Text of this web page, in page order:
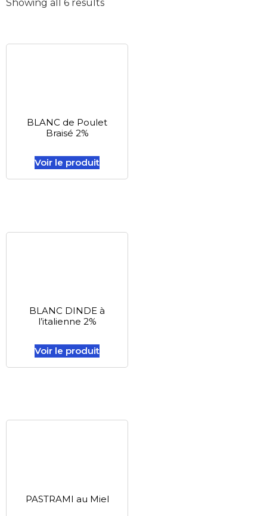
Showing all 6 results
BLANC de Poulet
Braisé 2%
Voir le produit
BLANC DINDE à
l’italienne 2%
Voir le produit
PASTRAMI au Miel